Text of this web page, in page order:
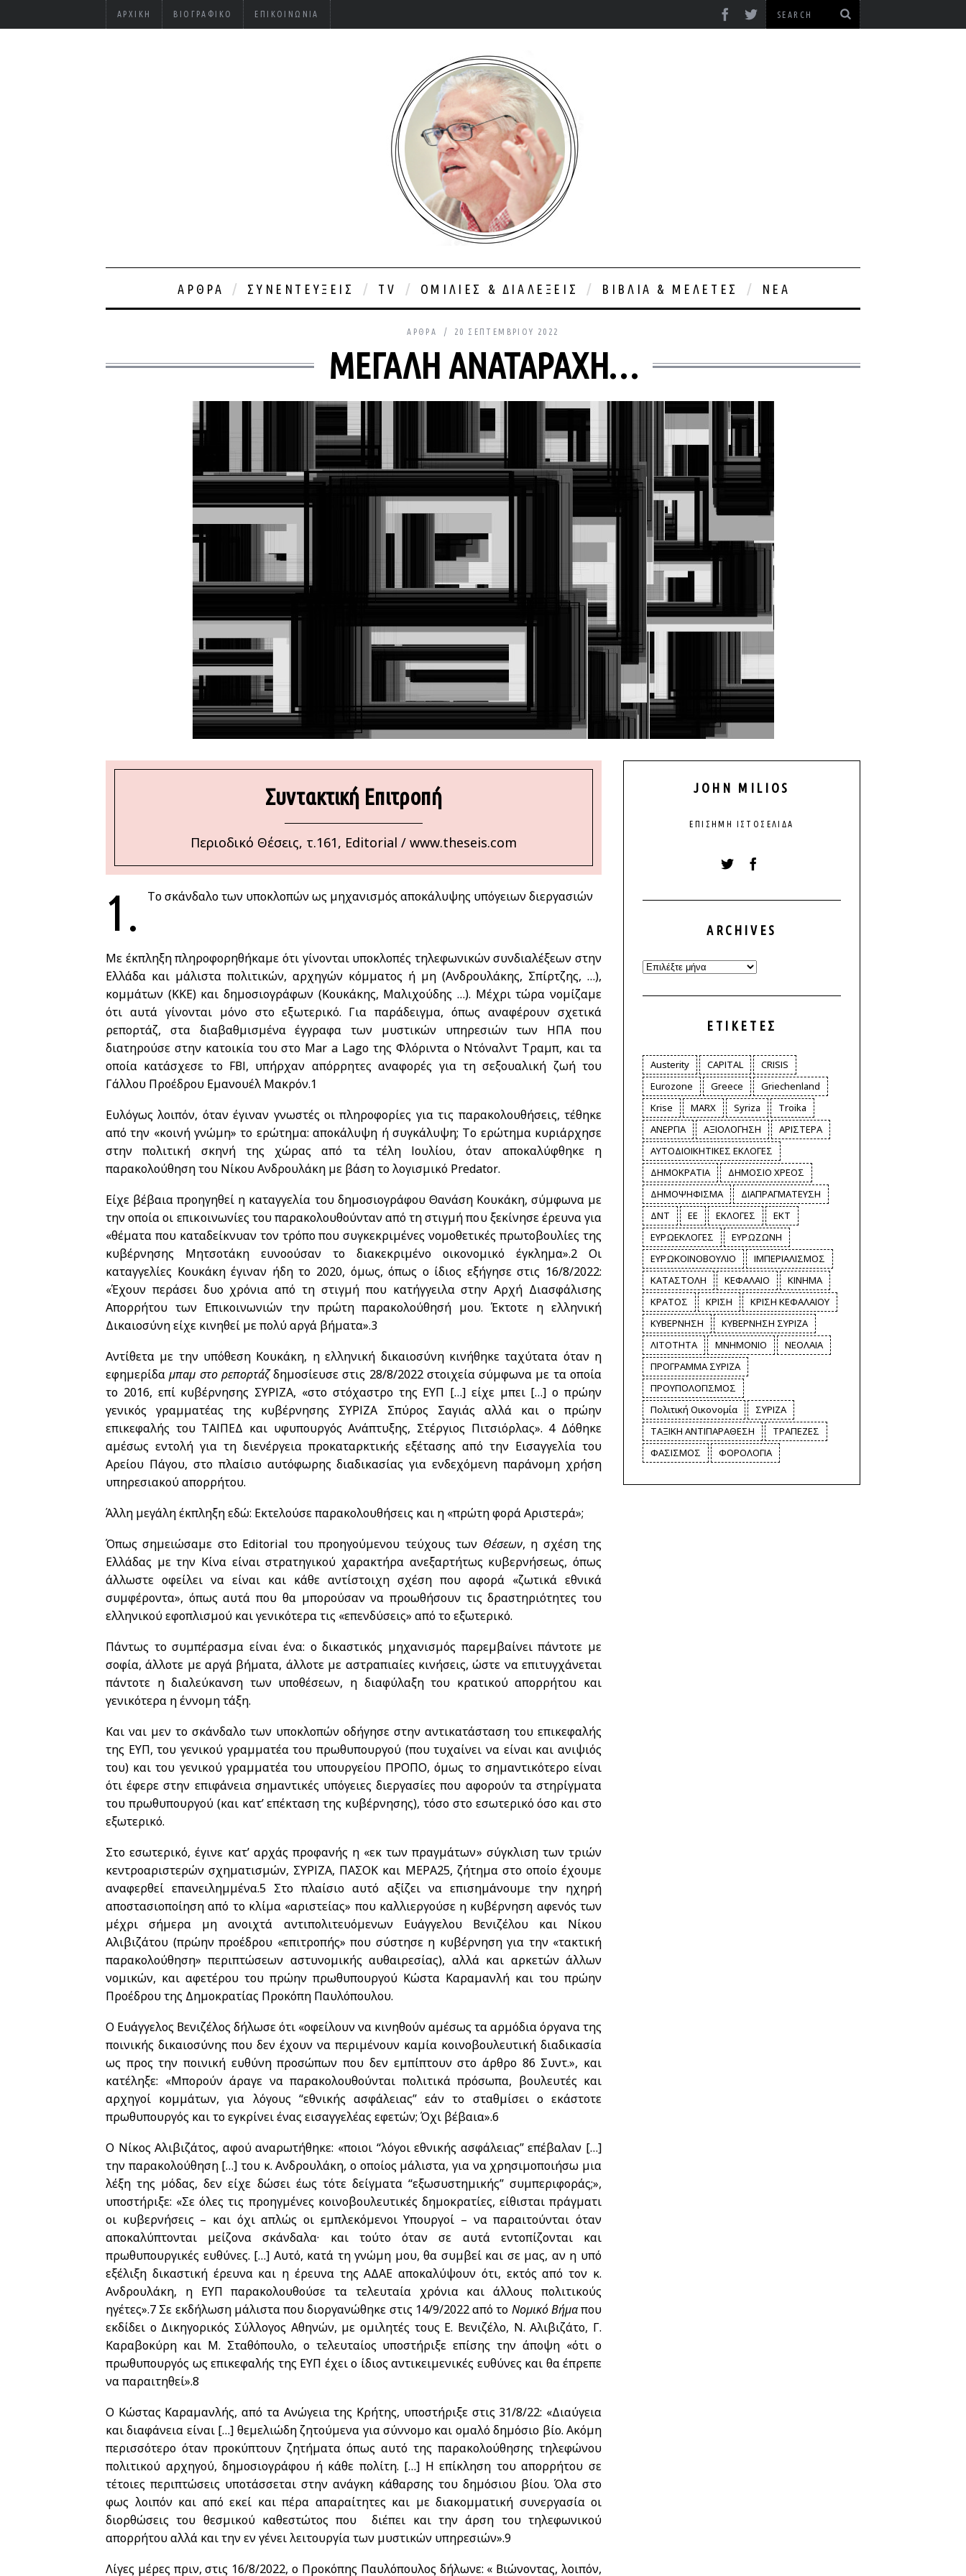
ΑΡΧΙΚΉ ΒΙΟΓΡΑΦΙΚΌ ΕΠΙΚΟΙΝΩΝΊΑ
ΆΡΘΡΑ ΣΥΝΕΝΤΕΎΞΕΙΣ TV ΟΜΙΛΊΕΣ & ΔΙΑΛΈΞΕΙΣ ΒΙΒΛΊΑ & ΜΕΛΈΤΕΣ ΝΈΑ
ΆΡΘΡΑ 20 ΣΕΠΤΕΜΒΡΊΟΥ 2022
ΜΕΓΆΛΗ ΑΝΑΤΑΡΑΧΉ…
Συντακτική Επιτροπή
Περιοδικό Θέσεις, τ.161, Editorial / www.theseis.com
1. Το σκάνδαλο των υποκλοπών ως μηχανισμός αποκάλυψης υπόγειων διεργασιών
Με έκπληξη πληροφορηθήκαμε ότι γίνονται υποκλοπές τηλεφωνικών συνδιαλέξεων στην
Ελλάδα και μάλιστα πολιτικών, αρχηγών κόμματος ή μη (Ανδρουλάκης, Σπίρτζης, …),
κομμάτων (ΚΚΕ) και δημοσιογράφων (Κουκάκης, Μαλιχούδης …). Μέχρι τώρα νομίζαμε
ότι αυτά γίνονται μόνο στο εξωτερικό. Για παράδειγμα, όπως αναφέρουν σχετικά
ρεπορτάζ, στα διαβαθμισμένα έγγραφα των μυστικών υπηρεσιών των ΗΠΑ που
διατηρούσε στην κατοικία του στο Mar a Lago της Φλόριντα ο Ντόναλντ Τραμπ, και τα
οποία κατάσχεσε το FBI, υπήρχαν απόρρητες αναφορές για τη σεξουαλική ζωή του
Γάλλου Προέδρου Εμανουέλ Μακρόν.1
Ευλόγως λοιπόν, όταν έγιναν γνωστές οι πληροφορίες για τις παρακολουθήσεις, τέθηκε
από την «κοινή γνώμη» το ερώτημα: αποκάλυψη ή συγκάλυψη; Το ερώτημα κυριάρχησε
στην πολιτική σκηνή της χώρας από τα τέλη Ιουλίου, όταν αποκαλύφθηκε η
παρακολούθηση του Νίκου Ανδρουλάκη με βάση το λογισμικό Predator.
Είχε βέβαια προηγηθεί η καταγγελία του δημοσιογράφου Θανάση Κουκάκη, σύμφωνα με
την οποία οι επικοινωνίες του παρακολουθούνταν από τη στιγμή που ξεκίνησε έρευνα για
«θέματα που καταδείκνυαν τον τρόπο που συγκεκριμένες νομοθετικές πρωτοβουλίες της
κυβέρνησης Μητσοτάκη ευνοούσαν το διακεκριμένο οικονομικό έγκλημα».2 Οι
καταγγελίες Κουκάκη έγιναν ήδη το 2020, όμως, όπως ο ίδιος εξήγησε στις 16/8/2022:
«Έχουν περάσει δυο χρόνια από τη στιγμή που κατήγγειλα στην Αρχή Διασφάλισης
Απορρήτου των Επικοινωνιών την πρώτη παρακολούθησή μου. Έκτοτε η ελληνική
Δικαιοσύνη είχε κινηθεί με πολύ αργά βήματα».3
Αντίθετα με την υπόθεση Κουκάκη, η ελληνική δικαιοσύνη κινήθηκε ταχύτατα όταν η
εφημερίδα μπαμ στο ρεπορτάζδημοσίευσε στις 28/8/2022 στοιχεία σύμφωνα με τα οποία
το 2016, επί κυβέρνησης ΣΥΡΙΖΑ, «στο στόχαστρο της ΕΥΠ […] είχε μπει […] ο πρώην
γενικός γραμματέας της κυβέρνησης ΣΥΡΙΖΑ Σπύρος Σαγιάς αλλά και ο πρώην
επικεφαλής του ΤΑΙΠΕΔ και υφυπουργός Ανάπτυξης, Στέργιος Πιτσιόρλας». 4Δόθηκε
αμέσως εντολή για τη διενέργεια προκαταρκτικής εξέτασης από την Εισαγγελία του
Αρείου Πάγου, στο πλαίσιο αυτόφωρης διαδικασίας για ενδεχόμενη παράνομη χρήση
υπηρεσιακού απορρήτου.
Άλλη μεγάλη έκπληξη εδώ: Εκτελούσε παρακολουθήσεις και η «πρώτη φορά Αριστερά»;
Όπως σημειώσαμε στο Editorial του προηγούμενου τεύχους των Θέσεων, η σχέση της
Ελλάδας με την Κίνα είναι στρατηγικού χαρακτήρα ανεξαρτήτως κυβερνήσεως, όπως
άλλωστε οφείλει να είναι και κάθε αντίστοιχη σχέση που αφορά «ζωτικά εθνικά
συμφέροντα», όπως αυτά που θα μπορούσαν να προωθήσουν τις δραστηριότητες του
ελληνικού εφοπλισμού και γενικότερα τις «επενδύσεις» από το εξωτερικό.
Πάντως το συμπέρασμα είναι ένα: ο δικαστικός μηχανισμός παρεμβαίνει πάντοτε με
σοφία, άλλοτε με αργά βήματα, άλλοτε με αστραπιαίες κινήσεις, ώστε να επιτυγχάνεται
πάντοτε η διαλεύκανση των υποθέσεων, η διαφύλαξη του κρατικού απορρήτου και
γενικότερα η έννομη τάξη.
Και ναι μεν το σκάνδαλο των υποκλοπών οδήγησε στην αντικατάσταση του επικεφαλής
της ΕΥΠ, του γενικού γραμματέα του πρωθυπουργού (που τυχαίνει να είναι και ανιψιός
του) και του γενικού γραμματέα του υπουργείου ΠΡΟΠΟ, όμως το σημαντικότερο είναι
ότι έφερε στην επιφάνεια σημαντικές υπόγειες διεργασίες που αφορούν τα στηρίγματα
του πρωθυπουργού (και κατ’ επέκταση της κυβέρνησης), τόσο στο εσωτερικό όσο και στο
εξωτερικό.
Στο εσωτερικό, έγινε κατ’ αρχάς προφανής η «εκ των πραγμάτων» σύγκλιση των τριών
κεντροαριστερών σχηματισμών, ΣΥΡΙΖΑ, ΠΑΣΟΚ και ΜΕΡΑ25, ζήτημα στο οποίο έχουμε
αναφερθεί επανειλημμένα.5 Στο πλαίσιο αυτό αξίζει να επισημάνουμε την ηχηρή
αποστασιοποίηση από το κλίμα «αριστείας» που καλλιεργούσε η κυβέρνηση αφενός των
μέχρι σήμερα μη ανοιχτά αντιπολιτευόμενων Ευάγγελου Βενιζέλου και Νίκου
Αλιβιζάτου (πρώην προέδρου «επιτροπής» που σύστησε η κυβέρνηση για την «τακτική
παρακολούθηση» περιπτώσεων αστυνομικής αυθαιρεσίας), αλλά και αρκετών άλλων
νομικών, και αφετέρου του πρώην πρωθυπουργού Κώστα Καραμανλή και του πρώην
Προέδρου της Δημοκρατίας Προκόπη Παυλόπουλου.
Ο Ευάγγελος Βενιζέλος δήλωσε ότι «οφείλουν να κινηθούν αμέσως τα αρμόδια όργανα της
ποινικής δικαιοσύνης που δεν έχουν να περιμένουν καμία κοινοβουλευτική διαδικασία
ως προς την ποινική ευθύνη προσώπων που δεν εμπίπτουν στο άρθρο 86 Συντ.», και
κατέληξε: «Μπορούν άραγε να παρακολουθούνται πολιτικά πρόσωπα, βουλευτές και
αρχηγοί κομμάτων, για λόγους “εθνικής ασφάλειας” εάν το σταθμίσει ο εκάστοτε
πρωθυπουργός και το εγκρίνει ένας εισαγγελέας εφετών; Όχι βέβαια».6
Ο Νίκος Αλιβιζάτος, αφού αναρωτήθηκε: «ποιοι “λόγοι εθνικής ασφάλειας” επέβαλαν […]
την παρακολούθηση […] του κ. Ανδρουλάκη, ο οποίος μάλιστα, για να χρησιμοποιήσω μια
λέξη της μόδας, δεν είχε δώσει έως τότε δείγματα “εξωσυστημικής” συμπεριφοράς;»,
υποστήριξε: «Σε όλες τις προηγμένες κοινοβουλευτικές δημοκρατίες, είθισται πράγματι
οι κυβερνήσεις – και όχι απλώς οι εμπλεκόμενοι Υπουργοί – να παραιτούνται όταν
αποκαλύπτονται μείζονα σκάνδαλα· και τούτο όταν σε αυτά εντοπίζονται και
πρωθυπουργικές ευθύνες. […] Αυτό, κατά τη γνώμη μου, θα συμβεί και σε μας, αν η υπό
εξέλιξη δικαστική έρευνα και η έρευνα της ΑΔΑΕ αποκαλύψουν ότι, εκτός από τον κ.
Ανδρουλάκη, η ΕΥΠ παρακολουθούσε τα τελευταία χρόνια και άλλους πολιτικούς
ηγέτες».7 Σε εκδήλωση μάλιστα που διοργανώθηκε στις 14/9/2022 από το Νομικό Βήμαπου
εκδίδει ο Δικηγορικός Σύλλογος Αθηνών, με ομιλητές τους Ε. Βενιζέλο, Ν. Αλιβιζάτο, Γ.
Καραβοκύρη και Μ. Σταθόπουλο, ο τελευταίος υποστήριξε επίσης την άποψη «ότι ο
πρωθυπουργός ως επικεφαλής της ΕΥΠ έχει ο ίδιος αντικειμενικές ευθύνες και θα έπρεπε
να παραιτηθεί».8
Ο Κώστας Καραμανλής, από τα Ανώγεια της Κρήτης, υποστήριξε στις 31/8/22: «Διαύγεια
και διαφάνεια είναι […] θεμελιώδη ζητούμενα για σύννομο και ομαλό δημόσιο βίο. Ακόμη
περισσότερο όταν προκύπτουν ζητήματα όπως αυτό της παρακολούθησης τηλεφώνου
πολιτικού αρχηγού, δημοσιογράφου ή κάθε πολίτη. […] Η επίκληση του απορρήτου σε
τέτοιες περιπτώσεις υποτάσσεται στην ανάγκη κάθαρσης του δημόσιου βίου. Όλα στο
φως λοιπόν και από εκεί και πέρα απαραίτητες και με διακομματική συνεργασία οι
διορθώσεις του θεσμικού καθεστώτος που διέπει και την άρση του τηλεφωνικού
απορρήτου αλλά και την εν γένει λειτουργία των μυστικών υπηρεσιών».9
Λίγες μέρες πριν, στις 16/8/2022, ο Προκόπης Παυλόπουλος δήλωνε: « Βιώνοντας, λοιπόν,
JOHN MILIOS
ΕΠΊΣΗΜΗ ΙΣΤΟΣΕΛΊΔΑ
ARCHIVES
Archives
ΕΤΙΚΈΤΕΣ
Austerity CAPITAL
CRISIS
Eurozone
Greece
Griechenland
Krise
MARX Syriza
Troika
ΑΝΕΡΓΙΑ
ΑΞΙΟΛΟΓΗΣΗ
ΑΡΙΣΤΕΡΑ
ΑΥΤΟΔΙΟΙΚΗΤΙΚΕΣ ΕΚΛΟΓΕΣ
ΔΗΜΟΚΡΑΤΙΑ
ΔΗΜΟΣΙΟ ΧΡΕΟΣ
ΔΗΜΟΨΗΦΙΣΜΑ
ΔΙΑΠΡΑΓΜΑΤΕΥΣΗ
ΔΝΤ
ΕΕ ΕΚΛΟΓΕΣ
ΕΚΤ
ΕΥΡΩΕΚΛΟΓΕΣ
ΕΥΡΩΖΩΝΗ
ΕΥΡΩΚΟΙΝΟΒΟΥΛΙΟ
ΙΜΠΕΡΙΑΛΙΣΜΟΣ
ΚΑΤΑΣΤΟΛΗ
ΚΕΦΑΛΑΙΟ
ΚΙΝΗΜΑ
ΚΡΑΤΟΣ
ΚΡΙΣΗ
ΚΡΙΣΗ ΚΕΦΑΛΑΙΟΥ
ΚΥΒΕΡΝΗΣΗ
ΚΥΒΕΡΝΗΣΗ ΣΥΡΙΖΑ
ΛΙΤΟΤΗΤΑ
ΜΝΗΜΟΝΙΟ
ΝΕΟΛΑΙΑ
ΠΡΟΓΡΑΜΜΑ ΣΥΡΙΖΑ
ΠΡΟΥΠΟΛΟΓΙΣΜΟΣ
Πολιτική Οικονομία
ΣΥΡΙΖΑ
ΤΑΞΙΚΗ ΑΝΤΙΠΑΡΑΘΕΣΗ
ΤΡΑΠΕΖΕΣ
ΦΑΣΙΣΜΟΣ
ΦΟΡΟΛΟΓΙΑ